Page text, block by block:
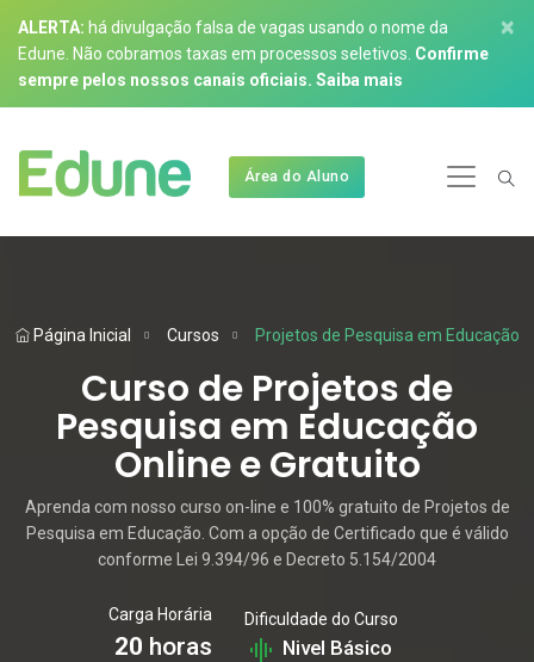
ALERTA: há divulgação falsa de vagas usando o nome da
Edune. Não cobramos taxas em processos seletivos. Confirme
sempre pelos nossos canais oficiais. Saiba mais
×
Área do Aluno
Página Inicial Cursos Projetos de Pesquisa em Educação
Curso de Projetos de
Pesquisa em Educação
Online e Gratuito
Aprenda com nosso curso on-line e 100% gratuito de Projetos de
Pesquisa em Educação. Com a opção de Certificado que é válido
conforme Lei 9.394/96 e Decreto 5.154/2004
Carga Horária
20 horas
Dificuldade do Curso
Nivel Básico